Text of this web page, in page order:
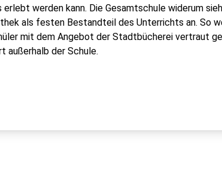
erlebt werden kann. Die Gesamtschule widerum
als festen Bestandteil des Unterrichts an. So
mit dem Angebot der Stadtbücherei vertraut
außerhalb der Schule.